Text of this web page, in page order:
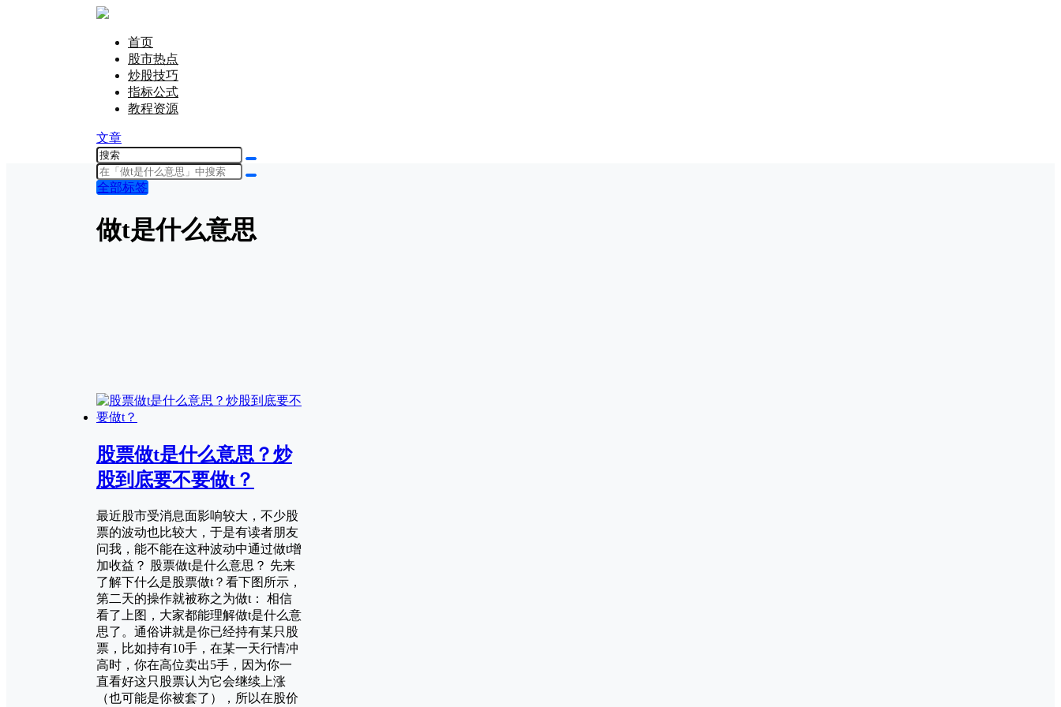
首页
股市热点
炒股技巧
指标公式
教程资源
文章
全部标签
做t是什么意思
股票做t是什么意思？炒
股到底要不要做t？
最近股市受消息面影响较大，不少股
票的波动也比较大，于是有读者朋友
问我，能不能在这种波动中通过做t增
加收益？ 股票做t是什么意思？ 先来
了解下什么是股票做t？看下图所示，
第二天的操作就被称之为做t： 相信
看了上图，大家都能理解做t是什么意
思了。通俗讲就是你已经持有某只股
票，比如持有10手，在某一天行情冲
高时，你在高位卖出5手，因为你一
直看好这只股票认为它会继续上涨
（也可能是你被套了），所以在股价